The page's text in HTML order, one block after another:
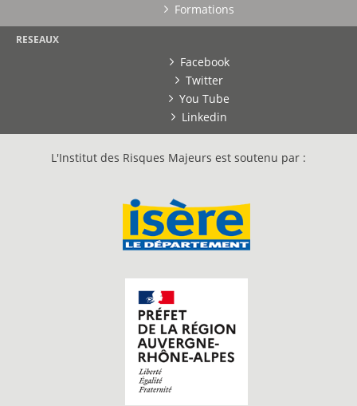
Formations
RESEAUX
Facebook
Twitter
You Tube
Linkedin
L'Institut des Risques Majeurs est soutenu par :